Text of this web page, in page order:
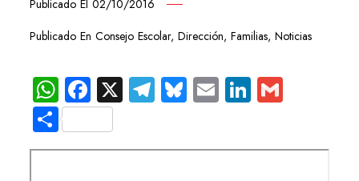
Publicado El02/10/2016
Publicado EnConsejo Escolar,Dirección,Familias,Noticias
WhatsApp
Facebook
X Telegram
Bluesky
EmailLinkedIn
Compartir